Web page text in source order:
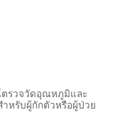
รวจวัดอุณหภูมิและ
หรับผู้กักตัวหรือผู้ป่วย